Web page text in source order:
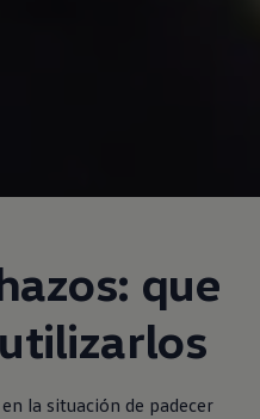
que
la situación de padecer